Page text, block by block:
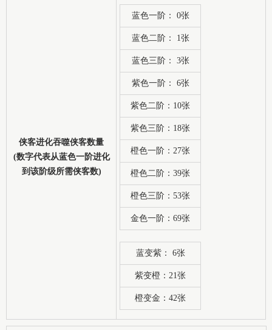
侠客进化吞噬侠客数量
(数字代表从蓝色一阶进化
到该阶级所需侠客数)
蓝色一阶： 0张
蓝色二阶： 1张
蓝色三阶： 3张
紫色一阶： 6张
紫色二阶：10张
紫色三阶：18张
橙色一阶：27张
橙色二阶：39张
橙色三阶：53张
金色一阶：69张
蓝变紫： 6张
紫变橙：21张
橙变金：42张